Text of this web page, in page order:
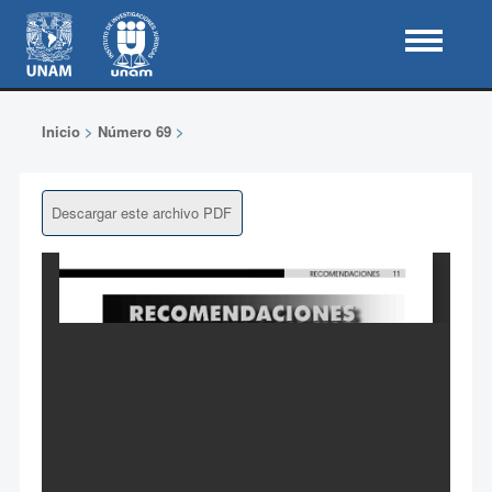
Inicio> Número 69>
Descargar este archivo PDF